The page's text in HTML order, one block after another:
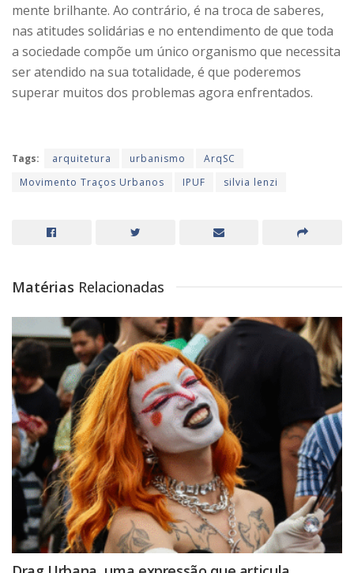
mente brilhante. Ao contrário, é na troca de saberes,
nas atitudes solidárias e no entendimento de que toda
a sociedade compõe um único organismo que necessita
ser atendido na sua totalidade, é que poderemos
superar muitos dos problemas agora enfrentados.
Tags: arquitetura urbanismo
ArqSC
Movimento Traços Urbanos
IPUF silvia lenzi
Matérias Relacionadas